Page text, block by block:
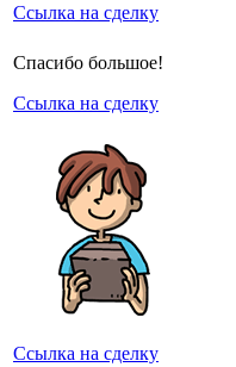
Ссылка на сделку
Спасибо большое!
Ссылка на сделку
Ссылка на сделку